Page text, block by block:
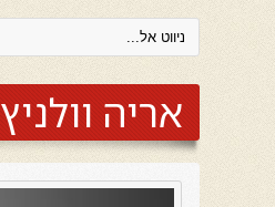
אריה וולניץ